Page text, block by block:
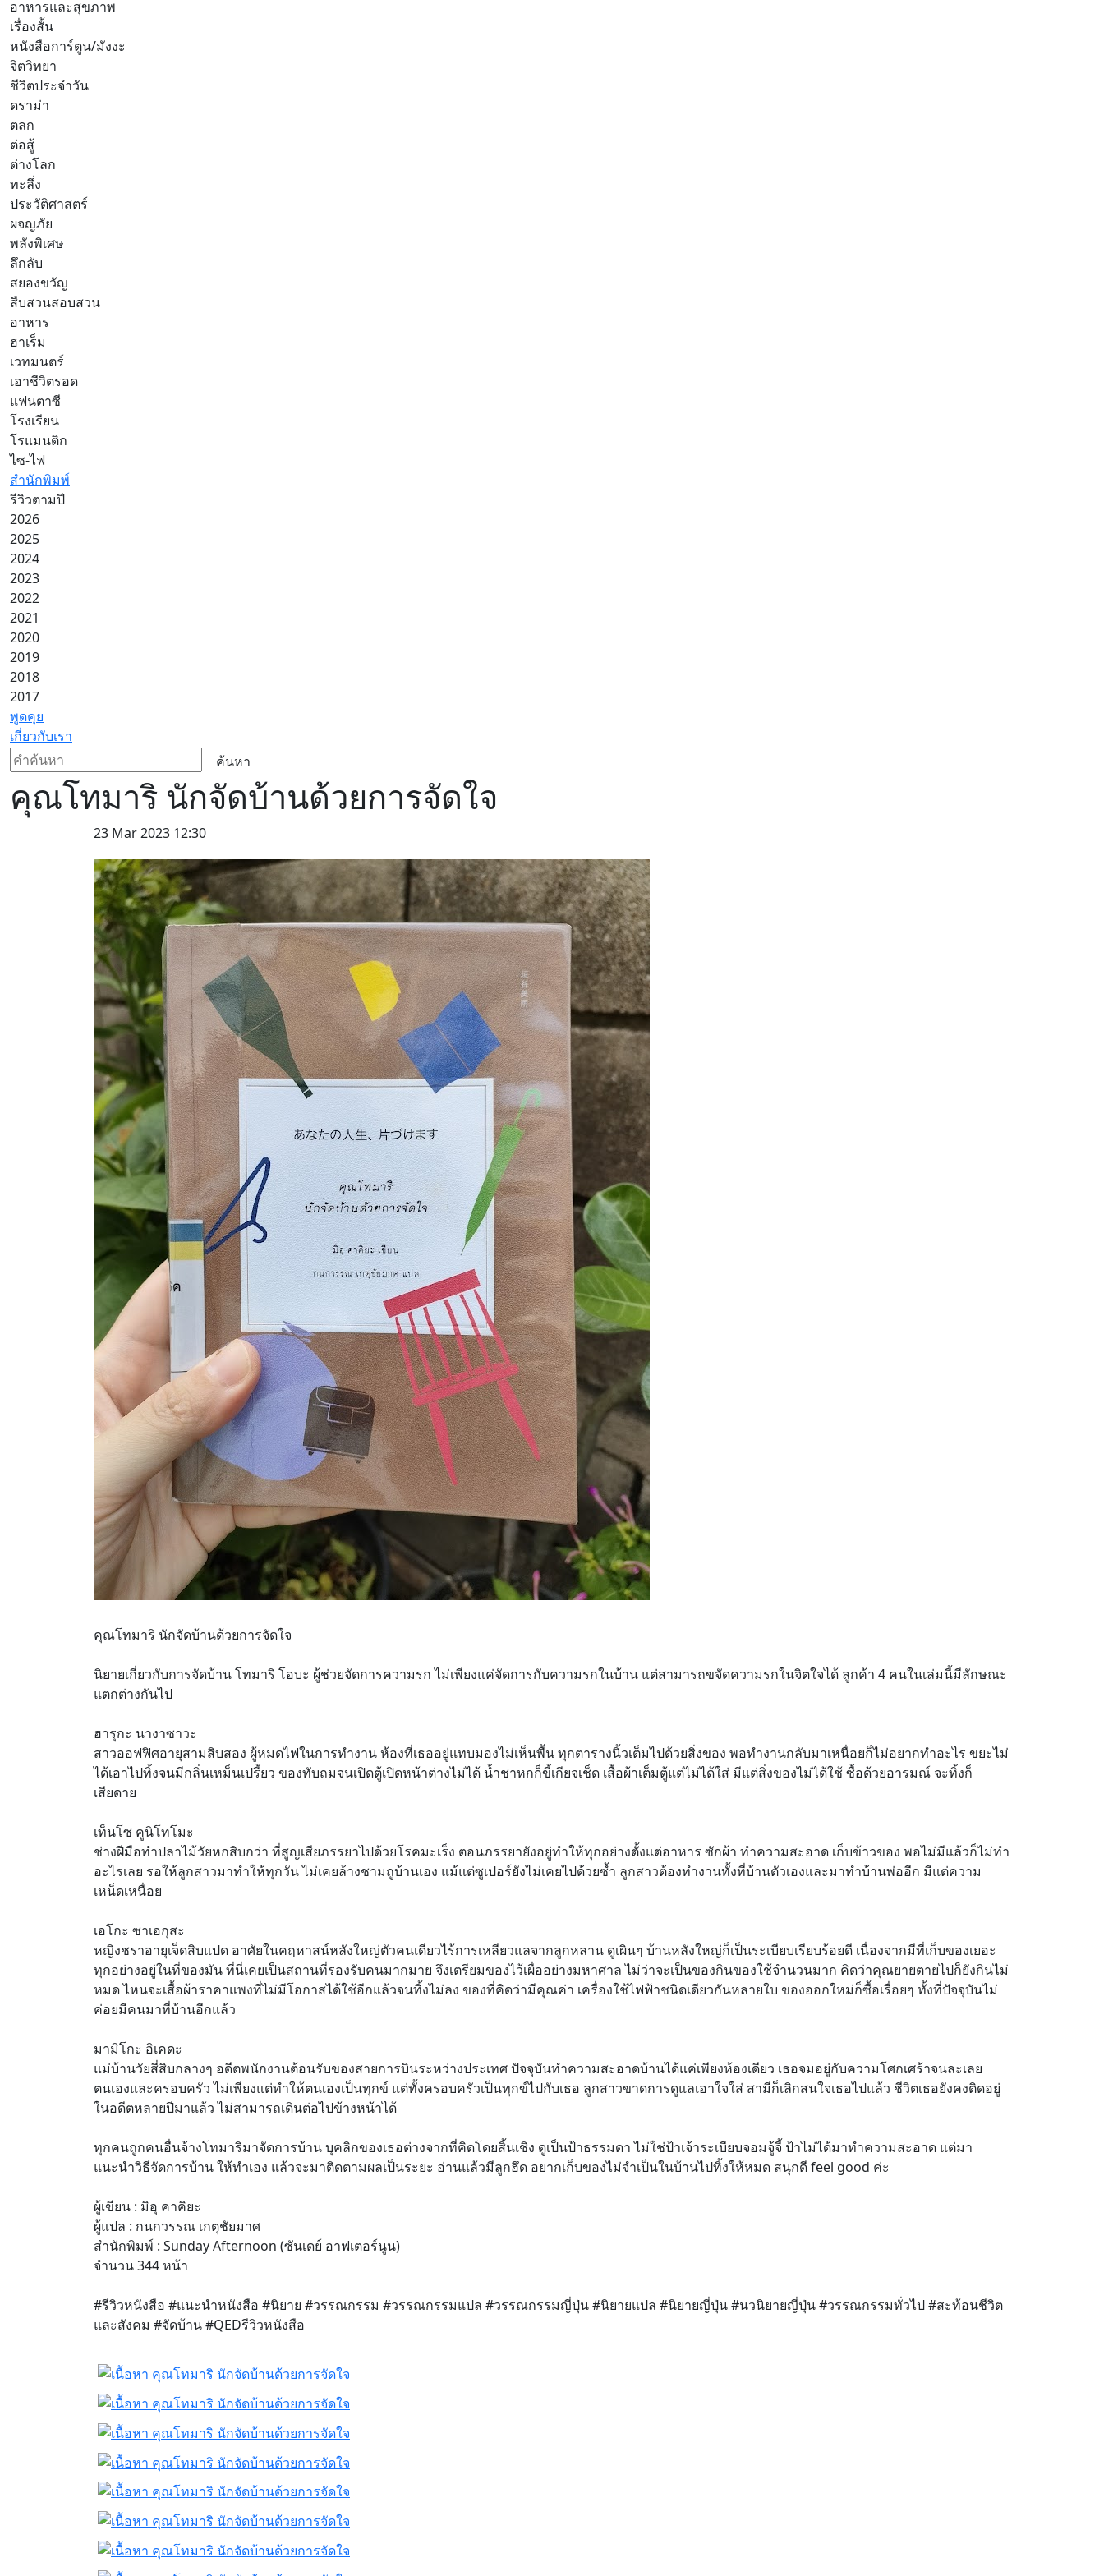
อาหารและสุขภาพ
เรื่องสั้น
หนังสือการ์ตูน/มังงะ
จิตวิทยา
ชีวิตประจำวัน
ดราม่า
ตลก
ต่อสู้
ต่างโลก
ทะลึ่ง
ประวัติศาสตร์
ผจญภัย
พลังพิเศษ
ลึกลับ
สยองขวัญ
สืบสวนสอบสวน
อาหาร
ฮาเร็ม
เวทมนตร์
เอาชีวิตรอด
แฟนตาซี
โรงเรียน
โรแมนติก
ไซ-ไฟ
สำนักพิมพ์
รีวิวตามปี
2026
2025
2024
2023
2022
2021
2020
2019
2018
2017
พูดคุย
เกี่ยวกับเรา
ค้นหา
คุณโทมาริ นักจัดบ้านด้วยการจัดใจ
23 Mar 2023 12:30
คุณโทมาริ นักจัดบ้านด้วยการจัดใจ
นิยายเกี่ยวกับการจัดบ้าน โทมาริ โอบะ ผู้ช่วยจัดการความรก ไม่เพียงแค่จัดการกับความรกในบ้าน แต่สามารถขจัดความรกในจิตใจได้ ลูกค้า 4 คนในเล่มนี้มีลักษณะ
แตกต่างกันไป
ฮารุกะ นางาซาวะ
สาวออฟฟิศอายุสามสิบสอง ผู้หมดไฟในการทำงาน ห้องที่เธออยู่แทบมองไม่เห็นพื้น ทุกตารางนิ้วเต็มไปด้วยสิ่งของ พอทำงานกลับมาเหนื่อยก็ไม่อยากทำอะไร ขยะไม่
ได้เอาไปทิ้งจนมีกลิ่นเหม็นเปรี้ยว ของทับถมจนเปิดตู้เปิดหน้าต่างไม่ได้ น้ำชาหกก็ขี้เกียจเช็ด เสื้อผ้าเต็มตู้แต่ไม่ได้ใส่ มีแต่สิ่งของไม่ได้ใช้ ซื้อด้วยอารมณ์ จะทิ้งก็
เสียดาย
เท็นโซ คูนิโทโมะ
ช่างฝีมือทำปลาไม้วัยหกสิบกว่า ที่สูญเสียภรรยาไปด้วยโรคมะเร็ง ตอนภรรยายังอยู่ทำให้ทุกอย่างตั้งแต่อาหาร ซักผ้า ทำความสะอาด เก็บข้าวของ พอไม่มีแล้วก็ไม่ทำ
อะไรเลย รอให้ลูกสาวมาทำให้ทุกวัน ไม่เคยล้างชามถูบ้านเอง แม้แต่ซูเปอร์ยังไม่เคยไปด้วยซ้ำ ลูกสาวต้องทำงานทั้งที่บ้านตัวเองและมาทำบ้านพ่ออีก มีแต่ความ
เหน็ดเหนื่อย
เอโกะ ซาเอกุสะ
หญิงชราอายุเจ็ดสิบแปด อาศัยในคฤหาสน์หลังใหญ่ตัวคนเดียวไร้การเหลียวแลจากลูกหลาน ดูเผินๆ บ้านหลังใหญ่ก็เป็นระเบียบเรียบร้อยดี เนื่องจากมีที่เก็บของเยอะ
ทุกอย่างอยู่ในที่ของมัน ที่นี่เคยเป็นสถานที่รองรับคนมากมาย จึงเตรียมของไว้เผื่ออย่างมหาศาล ไม่ว่าจะเป็นของกินของใช้จำนวนมาก คิดว่าคุณยายตายไปก็ยังกินไม่
หมด ไหนจะเสื้อผ้าราคาแพงที่ไม่มีโอกาสได้ใช้อีกแล้วจนทิ้งไม่ลง ของที่คิดว่ามีคุณค่า เครื่องใช้ไฟฟ้าชนิดเดียวกันหลายใบ ของออกใหม่ก็ซื้อเรื่อยๆ ทั้งที่ปัจจุบันไม่
ค่อยมีคนมาที่บ้านอีกแล้ว
มามิโกะ อิเคดะ
แม่บ้านวัยสี่สิบกลางๆ อดีตพนักงานต้อนรับของสายการบินระหว่างประเทศ ปัจจุบันทำความสะอาดบ้านได้แค่เพียงห้องเดียว เธอจมอยู่กับความโศกเศร้าจนละเลย
ตนเองและครอบครัว ไม่เพียงแต่ทำให้ตนเองเป็นทุกข์ แต่ทั้งครอบครัวเป็นทุกข์ไปกับเธอ ลูกสาวขาดการดูแลเอาใจใส่ สามีก็เลิกสนใจเธอไปแล้ว ชีวิตเธอยังคงติดอยู่
ในอดีตหลายปีมาแล้ว ไม่สามารถเดินต่อไปข้างหน้าได้
ทุกคนถูกคนอื่นจ้างโทมาริมาจัดการบ้าน บุคลิกของเธอต่างจากที่คิดโดยสิ้นเชิง ดูเป็นป้าธรรมดา ไม่ใช่ป้าเจ้าระเบียบจอมจู้จี้ ป้าไม่ได้มาทำความสะอาด แต่มา
แนะนำวิธีจัดการบ้าน ให้ทำเอง แล้วจะมาติดตามผลเป็นระยะ อ่านแล้วมีลูกฮึด อยากเก็บของไม่จำเป็นในบ้านไปทิ้งให้หมด สนุกดี feel good ค่ะ
ผู้เขียน : มิอุ คาคิยะ
ผู้แปล : กนกวรรณ เกตุชัยมาศ
สำนักพิมพ์ : Sunday Afternoon (ซันเดย์ อาฟเตอร์นูน)
จำนวน 344 หน้า
#รีวิวหนังสือ #แนะนำหนังสือ #นิยาย #วรรณกรรม #วรรณกรรมแปล #วรรณกรรมญี่ปุ่น #นิยายแปล #นิยายญี่ปุ่น #นวนิยายญี่ปุ่น #วรรณกรรมทั่วไป #สะท้อนชีวิต
และสังคม #จัดบ้าน #QEDรีวิวหนังสือ